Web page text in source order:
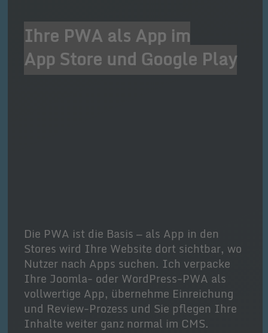
Ihre PWA als App im
App Store und Google Play
Die PWA ist die Basis — als App in den
Stores wird Ihre Website dort sichtbar, wo
Nutzer nach Apps suchen. Ich verpacke
Ihre Joomla- oder WordPress-PWA als
vollwertige App, übernehme Einreichung
und Review-Prozess und Sie pflegen Ihre
Inhalte weiter ganz normal im CMS.